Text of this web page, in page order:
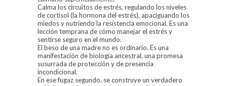
Calma los circuitos de estrés, regulando los niveles
de cortisol (la hormona del estrés), apaciguando los
miedos y nutriendo la resistencia emocional. Es una
lección temprana de cómo manejar el estrés y
sentirse seguro en el mundo.
El beso de una madre no es ordinario. Es una
manifestación de biología ancestral, una promesa
susurrada de protección y de presencia
incondicional.
En ese fugaz segundo, se construye un verdadero